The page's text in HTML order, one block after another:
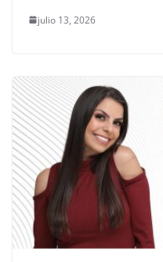
julio 13, 2026